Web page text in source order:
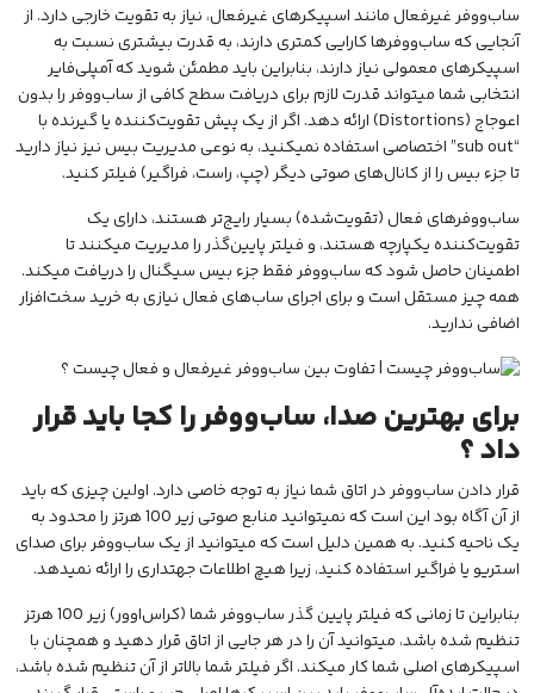
ساب‌ووفر غیرفعال مانند اسپیکرهای غیرفعال، نیاز به تقویت خارجی دارد. از
آنجایی که ساب‌ووفرها کارایی کمتری دارند، به قدرت بیشتری نسبت به
اسپیکرهای معمولی نیاز دارند، بنابراین باید مطمئن شوید که آمپلی‌فایر
انتخابی شما میتواند قدرت لازم برای دریافت سطح کافی از ساب‌ووفر را بدون
اعوجاج (Distortions) ارائه دهد. اگر از یک پیش تقویت‌کننده یا گیرنده با
“sub out” اختصاصی استفاده نمیکنید، به نوعی مدیریت بیس نیز نیاز دارید
تا جزء بیس را از کانال‌های صوتی دیگر (چپ، راست، فراگیر) فیلتر کنید.
ساب‌ووفرهای فعال (تقویت‌شده) بسیار رایج‌تر هستند، دارای یک
تقویت‌کننده یکپارچه هستند، و فیلتر پایین‌گذر را مدیریت میکنند تا
اطمینان حاصل شود که ساب‌ووفر فقط جزء بیس سیگنال را دریافت میکند.
همه چیز مستقل است و برای اجرای ساب‌های فعال نیازی به خرید سخت‌افزار
اضافی ندارید.
برای بهترین صدا، ساب‌ووفر را کجا باید قرار
داد ؟
قرار دادن ساب‌ووفر در اتاق شما نیاز به توجه خاصی دارد. اولین چیزی که باید
از آن آگاه بود این است که نمیتوانید منابع صوتی زیر 100 هرتز را محدود به
یک ناحیه کنید. به همین دلیل است که میتوانید از یک ساب‌ووفر برای صدای
استریو یا فراگیر استفاده کنید، زیرا هیچ اطلاعات جهتداری را ارائه نمیدهد.
بنابراین تا زمانی که فیلتر پایین گذر ساب‌ووفر شما (کراس‌اوور) زیر 100 هرتز
تنظیم شده باشد، میتوانید آن را در هر جایی از اتاق قرار دهید و همچنان با
اسپیکرهای اصلی شما کار میکند. اگر فیلتر شما بالاتر از آن تنظیم شده باشد،